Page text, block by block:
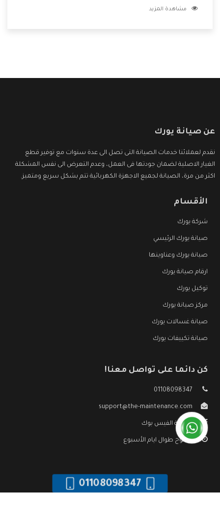
وتقدم للعملاء أقوى العروض والخصومات التى تسهل على
مشاهدة المزيد
عن صيانة يورك
نقدم لعملائنا خدمات الصيانة التى تصل الى عدة سنوات مع توفير قطع
الغيار الاصلية لضمان جودتها فى العمل، وعدم التعرض الى نفس المشكلة
اكثر من مرة، الصيانة لجميع الاجهزة الكهربائية تتم بشكل سريع ومتميز.
الأقسام
شركة يورك
صيانة يورك الرئيسي
صيانة يورك وعناوينها
ارقام صيانة يورك
توكيل يورك
مركز صيانة يورك
صيانة غسالات يورك
صيانة تكييفات يورك
كن دائما على تواصل معنا!
01108098347
support@the-maintenance.com
صفحة الفيس بوك
مفتوح طوال ايام الأسبوع
01108098347